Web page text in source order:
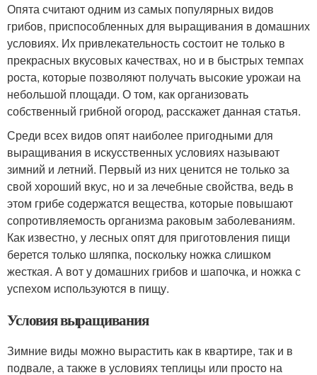
Опята считают одним из самых популярных видов
грибов, приспособленных для выращивания в домашних
условиях. Их привлекательность состоит не только в
прекрасных вкусовых качествах, но и в быстрых темпах
роста, которые позволяют получать высокие урожаи на
небольшой площади. О том, как организовать
собственный грибной огород, расскажет данная статья.
Среди всех видов опят наиболее пригодными для
выращивания в искусственных условиях называют
зимний и летний. Первый из них ценится не только за
свой хороший вкус, но и за лечебные свойства, ведь в
этом грибе содержатся вещества, которые повышают
сопротивляемость организма раковым заболеваниям.
Как известно, у лесных опят для приготовления пищи
берется только шляпка, поскольку ножка слишком
жесткая. А вот у домашних грибов и шапочка, и ножка с
успехом используются в пищу.
Условия выращивания
Зимние виды можно вырастить как в квартире, так и в
подвале, а также в условиях теплицы или просто на